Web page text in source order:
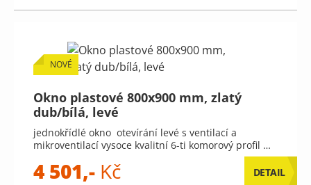
NOVÉ
Okno plastové 800x900 mm, zlatý
dub/bílá, levé
jednokřídlé okno otevírání levé s ventilací a
mikroventilací vysoce kvalitní 6-ti komorový profil …
4 501,- Kč DETAIL